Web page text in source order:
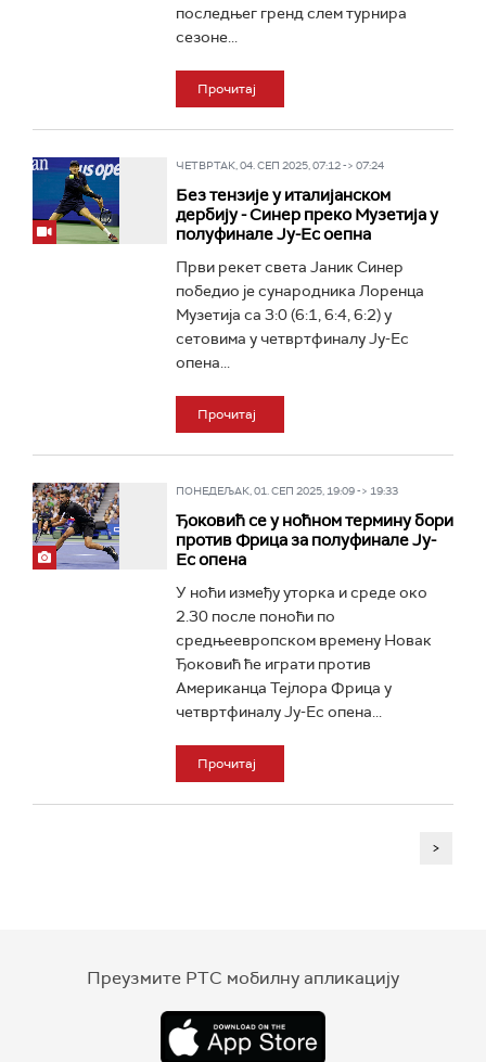
последњег гренд слем турнира
сезоне...
Прочитај
ЧЕТВРТАК, 04. СЕП 2025, 07:12 -> 07:24
Без тензије у италијанском
дербију - Синер преко Музетија у
полуфинале Ју-Ес оепна
Први рекет света Јаник Синер
победио је сународника Лоренца
Музетија са 3:0 (6:1, 6:4, 6:2) у
сетовима у четвртфиналу Ју-Ес
опена...
Прочитај
ПОНЕДЕЉАК, 01. СЕП 2025, 19:09 -> 19:33
Ђоковић се у ноћном термину бори
против Фрица за полуфинале Ју-
Ес опена
У ноћи између уторка и среде око
2.30 после поноћи по
средњеевропском времену Новак
Ђоковић ће играти против
Американца Тејлора Фрица у
четвртфиналу Ју-Ес опена...
Прочитај
>
Преузмите РТС мобилну апликацију